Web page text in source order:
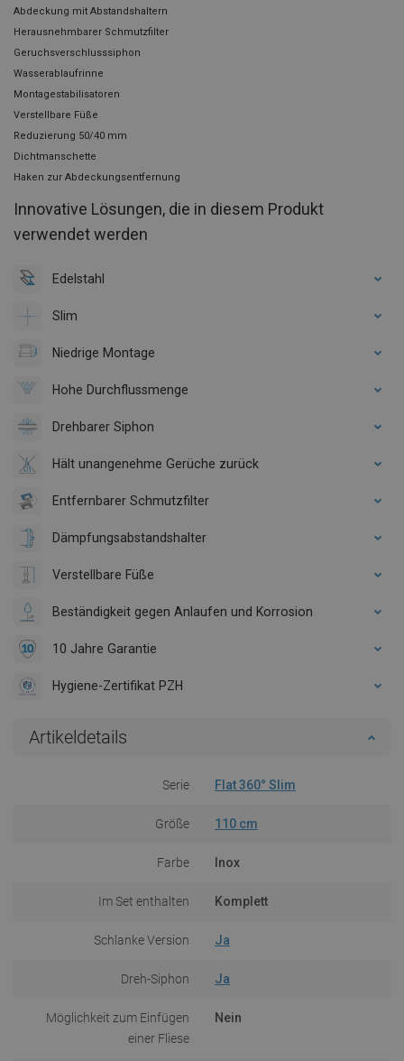
Abdeckung mit Abstandshaltern
Herausnehmbarer Schmutzfilter
Geruchsverschlusssiphon
Wasserablaufrinne
Montagestabilisatoren
Verstellbare Füße
Reduzierung 50/40 mm
Dichtmanschette
Haken zur Abdeckungsentfernung
Innovative Lösungen, die in diesem Produkt
verwendet werden
Edelstahl
Slim
Niedrige Montage
Hohe Durchflussmenge
Drehbarer Siphon
Hält unangenehme Gerüche zurück
Entfernbarer Schmutzfilter
Dämpfungsabstandshalter
Verstellbare Füße
Beständigkeit gegen Anlaufen und Korrosion
10 Jahre Garantie
Hygiene-Zertifikat PZH
Artikeldetails
Serie Flat 360° Slim
Größe 110 cm
Farbe Inox
Im Set enthalten Komplett
Schlanke Version Ja
Dreh-Siphon Ja
Möglichkeit zum Einfügen
einer Fliese
Nein